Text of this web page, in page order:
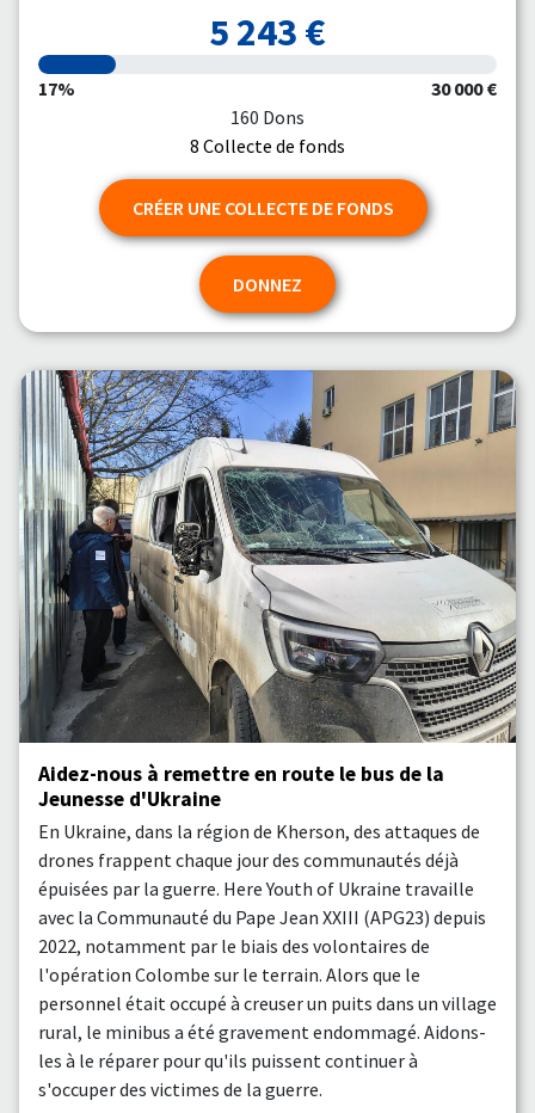
5 243 €
17%
30 000 €
160 Dons
8 Collecte de fonds
CRÉER UNE COLLECTE DE FONDS
DONNEZ
Aidez-nous à remettre en route le bus de la
Jeunesse d'Ukraine
En Ukraine, dans la région de Kherson, des attaques de
drones frappent chaque jour des communautés déjà
épuisées par la guerre. Here Youth of Ukraine travaille
avec la Communauté du Pape Jean XXIII (APG23) depuis
2022, notamment par le biais des volontaires de
l'opération Colombe sur le terrain. Alors que le
personnel était occupé à creuser un puits dans un village
rural, le minibus a été gravement endommagé. Aidons-
les à le réparer pour qu'ils puissent continuer à
s'occuper des victimes de la guerre.